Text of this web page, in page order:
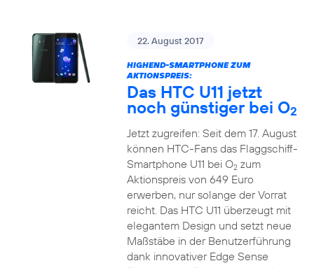
22. August 2017
HIGHEND-SMARTPHONE ZUM
AKTIONSPREIS:
Das HTC U11 jetzt
noch günstiger bei O2
Jetzt zugreifen: Seit dem 17. August
können HTC-Fans das Flaggschiff-
Smartphone U11 bei O2zum
Aktionspreis von 649 Euro
erwerben, nur solange der Vorrat
reicht. Das HTC U11 überzeugt mit
elegantem Design und setzt neue
Maßstäbe in der Benutzerführung
dank innovativer Edge Sense